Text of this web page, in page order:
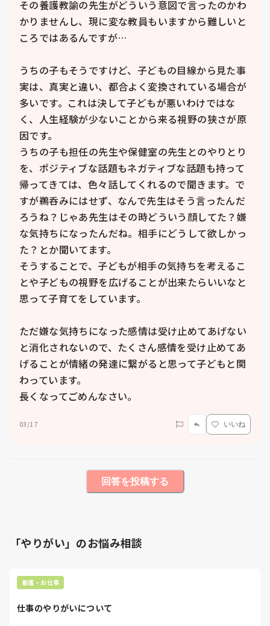
その養護教諭の先生がどういう意図で言ったのかわ
かりませんし、現に変な教員もいますから難しいと
ころではあるんですが…
うちの子もそうですけど、子どもの目線から見た事
実は、真実と違い、都合よく変換されている場合が
多いです。これは決して子どもが悪いわけではな
く、人生経験が少ないことから来る視野の狭さが原
因です。
うちの子も担任の先生や保健室の先生とのやりとり
を、ポジティブな話題もネガティブな話題も持って
帰ってきては、色々話してくれるので聞きます。で
すが鵜呑みにはせず、なんで先生はそう言ったんだ
ろうね？じゃあ先生はその時どういう顔してた？嫌
な気持ちになったんだね。相手にどうして欲しかっ
た？とか聞いてます。
そうすることで、子どもが相手の気持ちを考えるこ
とや子どもの視野を広げることが出来たらいいなと
思って子育てをしています。
ただ嫌な気持ちになった感情は受け止めてあげない
と消化されないので、たくさん感情を受け止めてあ
げることが情緒の発達に繋がると思って子どもと関
わっています。
長くなってごめんなさい。
03/17 いいね
回答を投稿する
「やりがい」のお悩み相談
看護・お仕事
仕事のやりがいについて